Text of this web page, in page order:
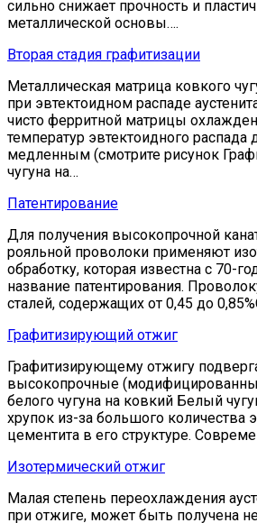
сильно снижает прочность и
металлической основы….
Вторая стадия графитизации
Металлическая матрица ковкого
при эвтектоидном распаде
чисто ферритной матрицы
температур эвтектоидного
медленным (смотрите рисунок
чугуна на…
Патентирование
Для получения высокопрочной
рояльной проволоки применяют
обработку, которая известна с 70-
название патентирования.
сталей, содержащих от 0,45 до
Графитизирующий отжиг
Графитизирующему отжигу
высокопрочные
белого чугуна на ковкий Белый
хрупок из-за большого количества
цементита в его структуре.
Изотермический отжиг
Малая степень переохлаждения
при отжиге, может быть получена